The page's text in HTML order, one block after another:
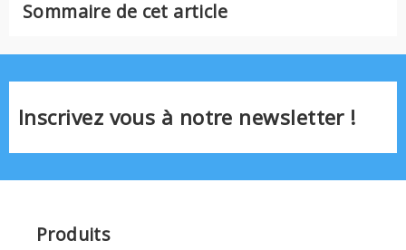
Sommaire de cet article
Inscrivez vous à notre newsletter !
Produits